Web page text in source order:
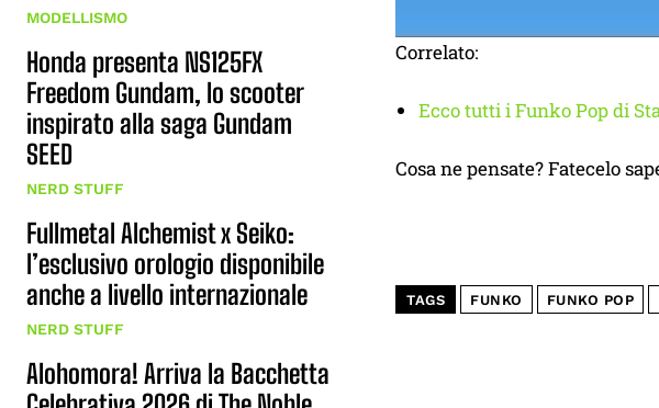
MODELLISMO
Honda presenta NS125FX
Freedom Gundam, lo scooter
inspirato alla saga Gundam
SEED
NERD STUFF
Fullmetal Alchemist x Seiko:
l’esclusivo orologio disponibile
anche a livello internazionale
NERD STUFF
Alohomora! Arriva la Bacchetta
Correlato:
Ecco tutti i Funko Pop di
Cosa ne pensate? Fatecelo
TAGS FUNKO FUNKO POP